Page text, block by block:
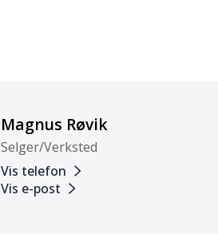
Magnus Røvik
Selger/Verksted
Vis telefon
Vis e-post